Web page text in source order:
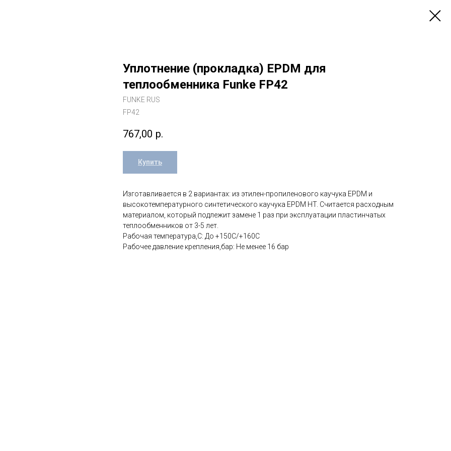
Уплотнение (прокладка) EPDM для
теплообменника Funke FP42
FUNKE RUS
FP42
767,00 р.
Купить
Изготавливается в 2 вариантах: из этилен-пропиленового каучука EPDM и
высокотемпературного синтетического каучука EPDM HT. Считается расходным
материалом, который подлежит замене 1 раз при эксплуатации пластинчатых
теплообменников от 3-5 лет.
Рабочая температура,С: До +150С/+160С
Рабочее давление крепления,бар: Не менее 16 бар